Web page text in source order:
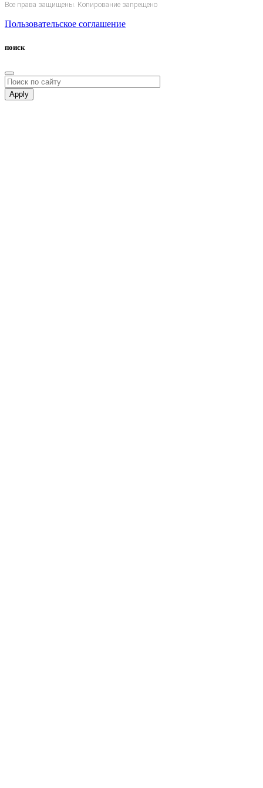
Все права защищены. Копирование запрещено
Пользовательское соглашение
поиск